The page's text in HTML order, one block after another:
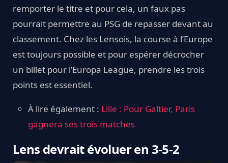
remporter le titre et pour cela, un faux pas
pourrait permettre au PSG de repasser devant au
classement. Chez les Lensois, la course à l’Europe
est toujours possible et pour espérer décrocher
un billet pour l’Europa League, prendre les trois
points est essentiel.
À lire également : Lille : Pour Galtier, Paris
gagnera ses trois matches
Lens devrait évoluer en 3-5-2